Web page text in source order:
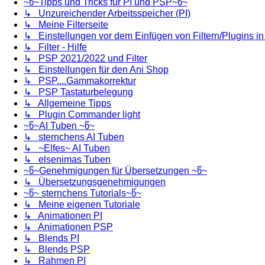
~წ~Tipps und Tricks für PI und PSP~წ~
↳ Unzureichender Arbeitsspeicher (PI)
↳ Meine Filterseite
↳ Einstellungen vor dem Einfügen von Filtern/Plugins in
↳ Filter - Hilfe
↳ PSP 2021/2022 und Filter
↳ Einstellungen für den Ani Shop
↳ PSP....Gammakorrektur
↳ PSP Tastaturbelegung
↳ Allgemeine Tipps
↳ Plugin Commander light
~წ~AI Tuben ~წ~
↳ sternchens AI Tuben
↳ ~Elfes~ AI Tuben
↳ elsenimas Tuben
~წ~Genehmigungen für Übersetzungen ~წ~
↳ Übersetzungsgenehmigungen
~წ~ sternchens Tutorials~წ~
↳ Meine eigenen Tutoriale
↳ Animationen PI
↳ Animationen PSP
↳ Blends PI
↳ Blends PSP
↳ Rahmen PI